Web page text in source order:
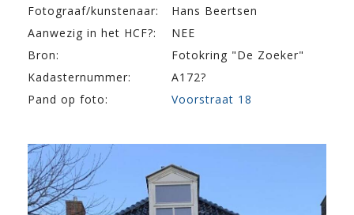
Fotograaf/kunstenaar:
Hans Beertsen
Aanwezig in het HCF?:
NEE
Bron:
Fotokring "De Zoeker"
Kadasternummer:
A172?
Pand op foto:
Voorstraat 18